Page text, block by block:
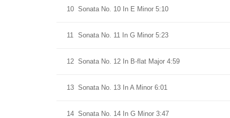
10 Sonata No. 10 In E Minor 5:10
11 Sonata No. 11 In G Minor 5:23
12 Sonata No. 12 In B-flat Major 4:59
13 Sonata No. 13 In A Minor 6:01
14 Sonata No. 14 In G Minor 3:47